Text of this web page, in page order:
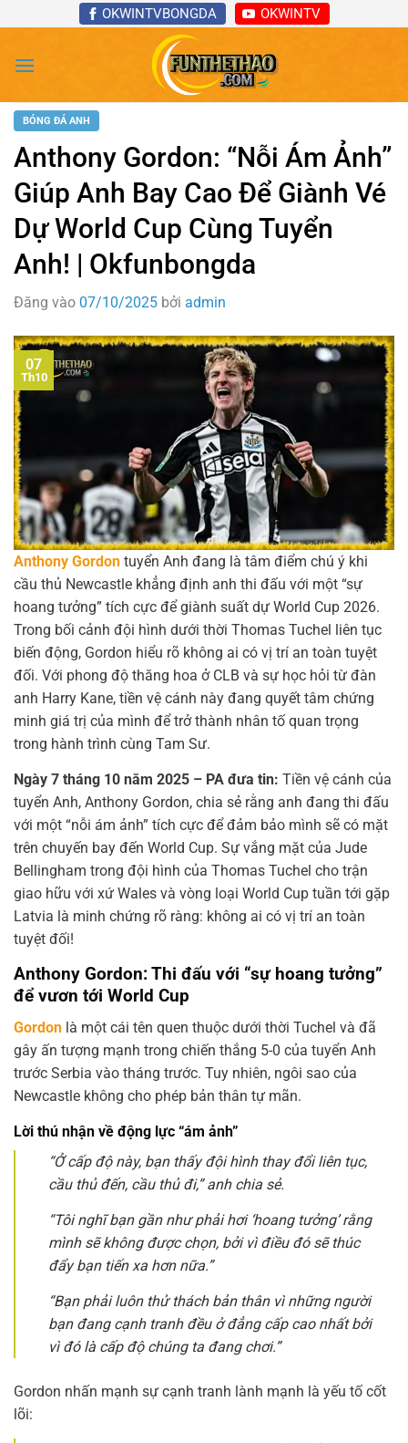
nội
OKWINTVBONGDA OKWINTV
BÓNG ĐÁ ANH
Anthony Gordon: “Nỗi Ám Ảnh”
Giúp Anh Bay Cao Để Giành Vé
Dự World Cup Cùng Tuyển
Anh! | Okfunbongda
Đăng vào 07/10/2025 bởi admin
07
Th10
Anthony Gordon tuyển Anh đang là tâm điểm chú ý khi
cầu thủ Newcastle khẳng định anh thi đấu với một “sự
hoang tưởng” tích cực để giành suất dự World Cup 2026.
Trong bối cảnh đội hình dưới thời Thomas Tuchel liên tục
biến động, Gordon hiểu rõ không ai có vị trí an toàn tuyệt
đối. Với phong độ thăng hoa ở CLB và sự học hỏi từ đàn
anh Harry Kane, tiền vệ cánh này đang quyết tâm chứng
minh giá trị của mình để trở thành nhân tố quan trọng
trong hành trình cùng Tam Sư.
Ngày 7 tháng 10 năm 2025 – PA đưa tin: Tiền vệ cánh của
tuyển Anh, Anthony Gordon, chia sẻ rằng anh đang thi đấu
với một “nỗi ám ảnh” tích cực để đảm bảo mình sẽ có mặt
trên chuyến bay đến World Cup. Sự vắng mặt của Jude
Bellingham trong đội hình của Thomas Tuchel cho trận
giao hữu với xứ Wales và vòng loại World Cup tuần tới gặp
Latvia là minh chứng rõ ràng: không ai có vị trí an toàn
tuyệt đối!
Anthony Gordon: Thi đấu với “sự hoang tưởng”
để vươn tới World Cup
Gordon là một cái tên quen thuộc dưới thời Tuchel và đã
gây ấn tượng mạnh trong chiến thắng 5-0 của tuyển Anh
trước Serbia vào tháng trước. Tuy nhiên, ngôi sao của
Newcastle không cho phép bản thân tự mãn.
Lời thú nhận về động lực “ám ảnh”
“Ở cấp độ này, bạn thấy đội hình thay đổi liên tục,
cầu thủ đến, cầu thủ đi,” anh chia sẻ.
“Tôi nghĩ bạn gần như phải hơi ‘hoang tưởng’ rằng
mình sẽ không được chọn, bởi vì điều đó sẽ thúc
đẩy bạn tiến xa hơn nữa.”
“Bạn phải luôn thử thách bản thân vì những người
bạn đang cạnh tranh đều ở đẳng cấp cao nhất bởi
vì đó là cấp độ chúng ta đang chơi.”
Gordon nhấn mạnh sự cạnh tranh lành mạnh là yếu tố cốt
lõi: